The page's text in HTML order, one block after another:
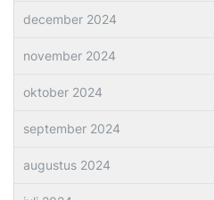
december 2024
november 2024
oktober 2024
september 2024
augustus 2024